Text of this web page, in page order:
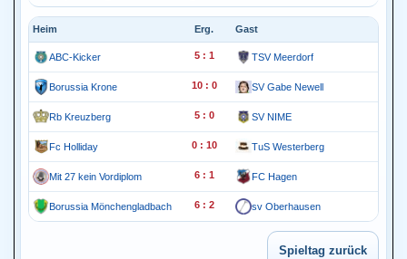
Heim Erg. Gast
ABC-Kicker 5 : 1 TSV Meerdorf
Borussia Krone 10 : 0 SV Gabe Newell
Rb Kreuzberg 5 : 0 SV NIME
Fc Holliday 0 : 10 TuS Westerberg
Mit 27 kein Vordiplom 6 : 1 FC Hagen
Borussia Mönchengladbach 6 : 2 sv Oberhausen